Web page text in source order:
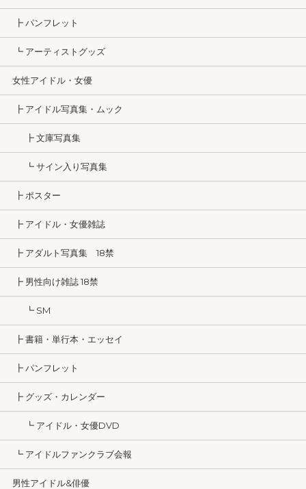
┣ パンフレット
┗ アーティストグッズ
女性アイドル・女優
┣ アイドル写真集・ムック
┣ 文庫写真集
┗ サイン入り写真集
┣ ポスター
┣ アイドル・女優雑誌
┣ アダルト写真集 18禁
┣ 男性向け雑誌 18禁
┗ SM
┣ 書籍・単行本・エッセイ
┣ パンフレット
┣ グッズ・カレンダー
┗ アイドル・女優DVD
┗ アイドルファンクラブ会報
男性アイドル&俳優